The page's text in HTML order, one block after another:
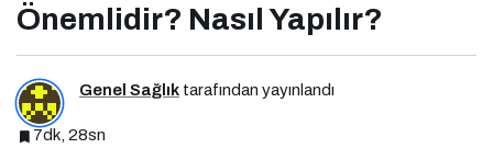
Önemlidir? Nasıl Yapılır?
Genel Sağlık tarafından yayınlandı
7dk, 28sn